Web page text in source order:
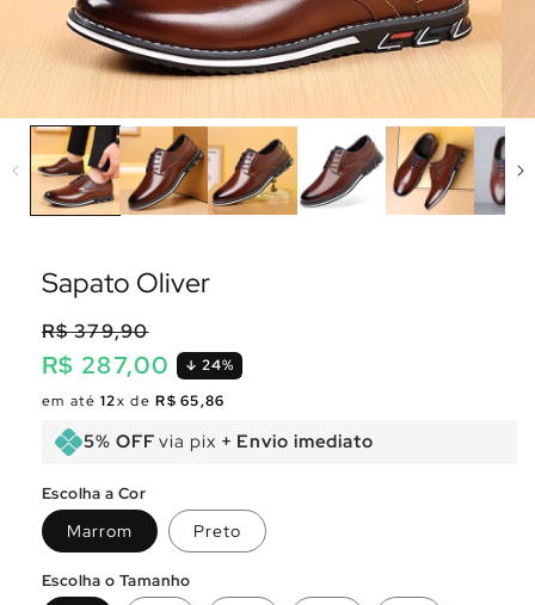
Sapato Oliver
Preço
normal
R$ 287,00 24%
Preço
promocional
R$ 379,90
em até12x deR$ 65,86
5% OFF via pix + Envio imediato
Escolha a Cor
Marrom Preto
Escolha o Tamanho